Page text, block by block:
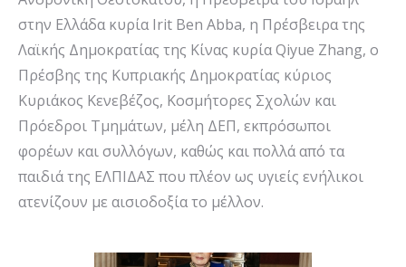
στην Ελλάδα κυρία Irit Ben Abba, η Πρέσβειρα της
Λαϊκής Δημοκρατίας της Κίνας κυρία Qiyue Zhang, ο
Πρέσβης της Κυπριακής Δημοκρατίας κύριος
Κυριάκος Κενεβέζος, Κοσμήτορες Σχολών και
Πρόεδροι Τμημάτων, μέλη ΔΕΠ, εκπρόσωποι
φορέων και συλλόγων, καθώς και πολλά από τα
παιδιά της ΕΛΠΙΔΑΣ που πλέον ως υγιείς ενήλικοι
ατενίζουν με αισιοδοξία το μέλλον.